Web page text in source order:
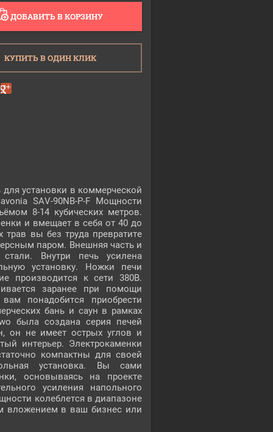
ДОБАВИТЬ В КОРЗИНУ
КУПИТЬ В ОДИН КЛИК
установки в коммерческой
SAV-90NB-P-F Мощности
8-14 кубических метров.
и вмещает в себя от 40 до
вы без труда превратите
паром. Внешняя часть и
Внутри печь усилена
установку. Ножки печи
производится к сети 380В.
заранее при помощи
понадобится приобрести
бань и саун в рамках
была создана серия печей
он не имеет острых углов и
интерьер. Электрокаменки
компактны для своей
установка. Вы сами
основываясь на проекте
усиления напольного
колеблется в диапазоне
вложением в ваш бизнес или